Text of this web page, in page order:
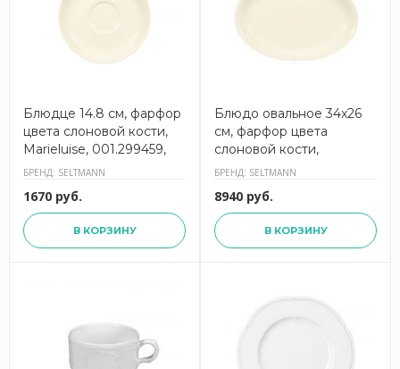
Блюдце 14.8 см, фарфор
цвета слоновой кости,
Marieluise, 001.299459,
SELTMANN
БРЕНД: SELTMANN
1670 руб.
В КОРЗИНУ
Блюдо овальное 34x26
см, фарфор цвета
слоновой кости,
Marieluise, 001.294509,
БРЕНД: SELTMANN
8940 руб.
В КОРЗИНУ